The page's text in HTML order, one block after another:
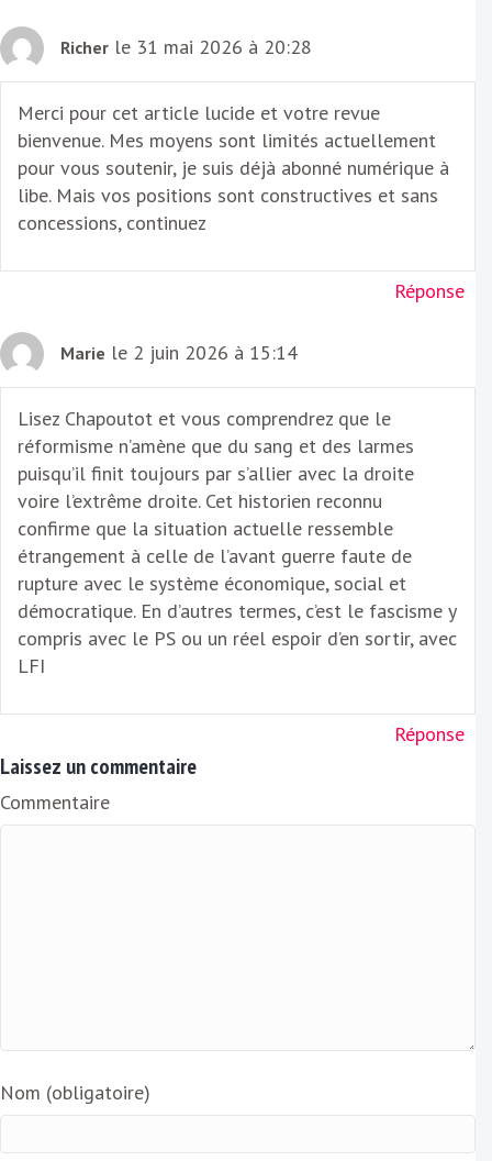
Richer le 31 mai 2026 à 20:28
Merci pour cet article lucide et votre revue
bienvenue. Mes moyens sont limités actuellement
pour vous soutenir, je suis déjà abonné numérique à
libe. Mais vos positions sont constructives et sans
concessions, continuez
Réponse
Marie le 2 juin 2026 à 15:14
Lisez Chapoutot et vous comprendrez que le
réformisme n’amène que du sang et des larmes
puisqu’il finit toujours par s’allier avec la droite
voire l’extrême droite. Cet historien reconnu
confirme que la situation actuelle ressemble
étrangement à celle de l’avant guerre faute de
rupture avec le système économique, social et
démocratique. En d’autres termes, c’est le fascisme y
compris avec le PS ou un réel espoir d’en sortir, avec
LFI
Réponse
Laissez un commentaire
Commentaire
Nom (obligatoire)